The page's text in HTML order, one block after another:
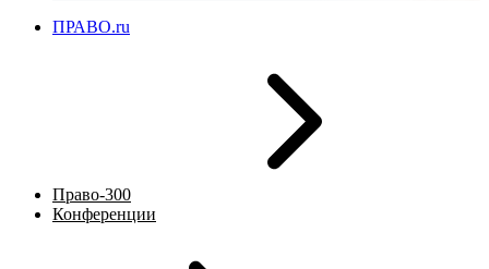
ПРАВО.ru
Право-300
Конференции